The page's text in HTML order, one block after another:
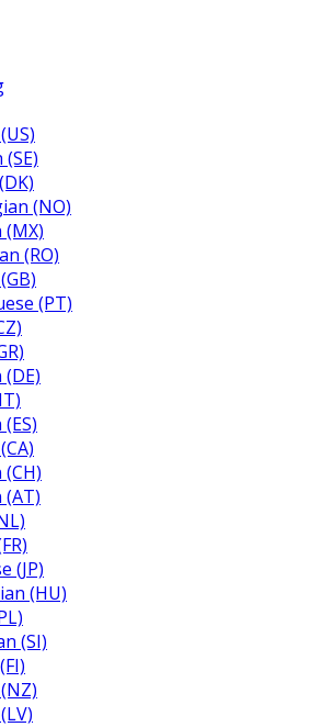
(NO)
(MX)
(RO)
(PT)
(AT)
(JP)
(HU)
(SI)